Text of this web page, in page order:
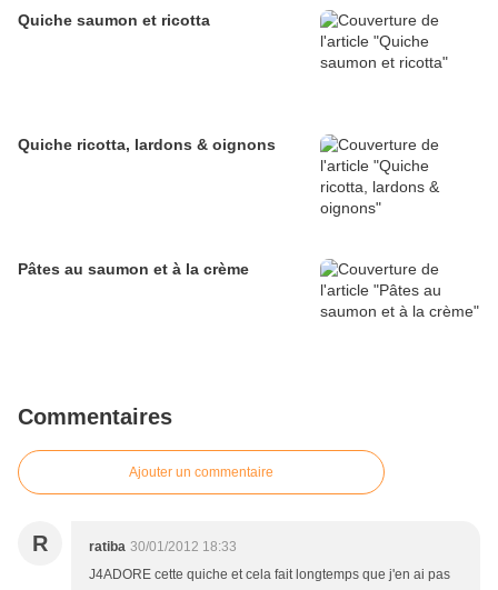
Quiche saumon et ricotta
Quiche ricotta, lardons & oignons
Pâtes au saumon et à la crème
Commentaires
Ajouter un commentaire
R ratiba 30/01/2012 18:33
J4ADORE cette quiche et cela fait longtemps que j'en ai pas